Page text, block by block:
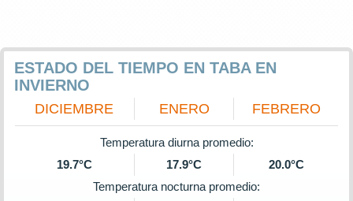
ESTADO DEL TIEMPO EN TABA EN
INVIERNO
DICIEMBRE ENERO FEBRERO
Temperatura diurna promedio:
19.7°C
17.9°C
20.0°C
Temperatura nocturna promedio: